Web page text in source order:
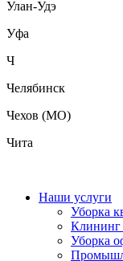
Улан-Удэ
Уфа
Ч
Челябинск
Чехов (МО)
Чита
Наши услуги
Уборка
Клининг
Уборка